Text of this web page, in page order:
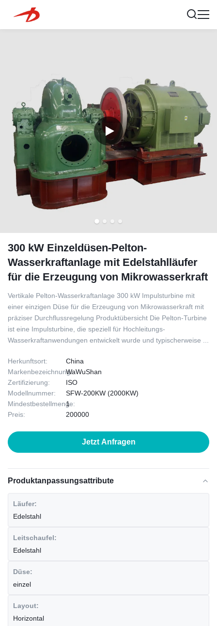
300 kW Einzeldüsen-Pelton-
Wasserkraftanlage mit Edelstahlläufer
für die Erzeugung von Mikrowasserkraft
Vertikale Pelton-Wasserkraftanlage 300 kW Impulsturbine mit
einer einzigen Düse für die Erzeugung von Mikrowasserkraft mit
präziser Durchflussregelung Produktübersicht Die Pelton-Turbine
ist eine Impulsturbine, die speziell für Hochleitungs-
Wasserkraftanwendungen entwickelt wurde und typischerweise ...
Herkunftsort:
China
Markenbezeichnung:WaWuShan
Zertifizierung:
ISO
Modellnummer:
SFW-200KW (2000KW)
Mindestbestellmenge:
1
Preis:
200000
Jetzt Anfragen
Produktanpassungsattribute
Läufer:
Edelstahl
Leitschaufel:
Edelstahl
Düse:
einzel
Layout:
Horizontal